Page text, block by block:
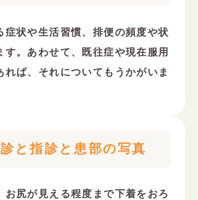
症状や生活習慣、排便の頻度や状
す。あわせて、既往症や現在服用
れば、それについてもうかがいま
と指診と患部の写真
お尻が見える程度まで下着をおろ